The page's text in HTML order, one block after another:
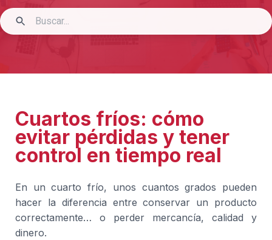
Cuartos fríos: cómo
evitar pérdidas y tener
control en tiempo real
En un cuarto frío, unos cuantos grados pueden
hacer la diferencia entre conservar un producto
correctamente… o perder mercancía, calidad y
dinero.